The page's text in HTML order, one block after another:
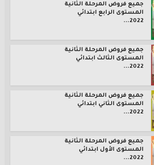
جميع فروض المرحلة الثانية
المستوى الرابع ابتدائي
2022...
جميع فروض المرحلة الثانية
المستوى الثالث ابتدائي
2022...
جميع فروض المرحلة الثانية
المستوى الثاني ابتدائي
2022...
جميع فروض المرحلة الثانية
المستوى الأول ابتدائي
2022...